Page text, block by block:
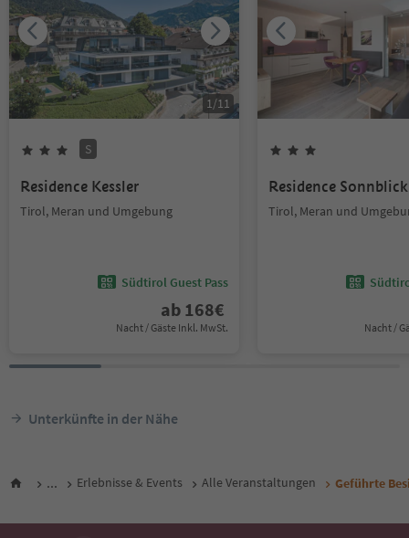
1/11
S
Residence Kessler
Tirol, Meran und Umgebung
Südtirol Guest Pass
ab 168€
Nacht / Gäste Inkl. MwSt.
Residence Sonnblick
Tirol, Meran und
Nacht /
Unterkünfte in der Nähe
... Erlebnisse & Events Alle Veranstaltungen Geführte